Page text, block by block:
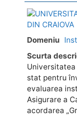
Domeniu
Scurta
stat pentru
evaluarea
Asigurare a
acordarea